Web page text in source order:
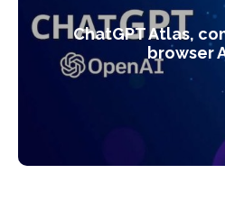
ChatGPT Atlas,
browser